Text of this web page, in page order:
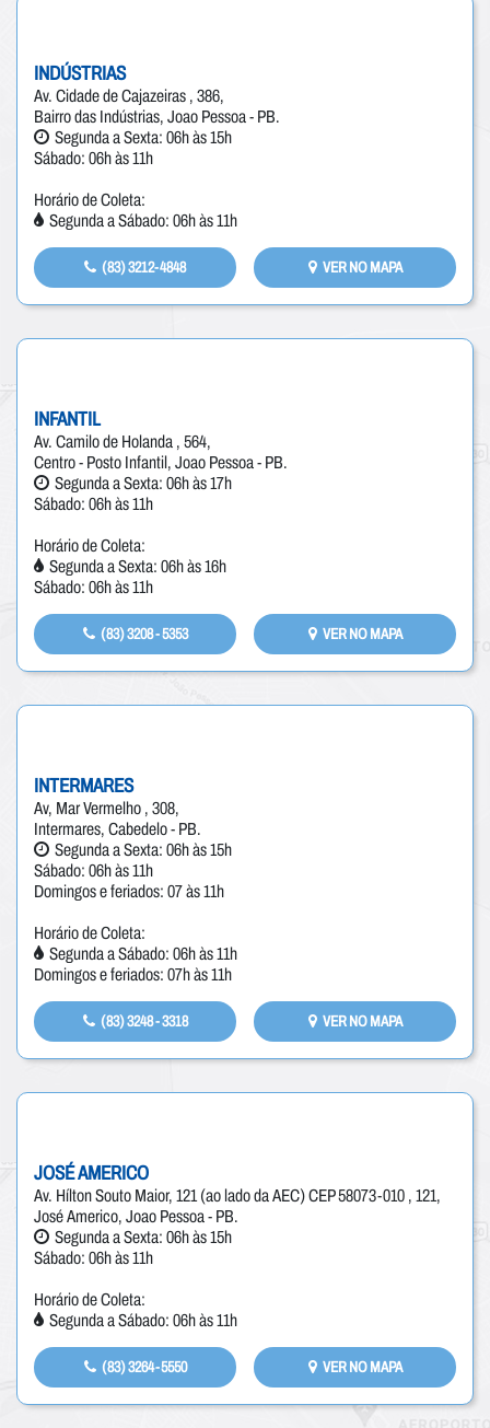
INDÚSTRIAS
Av. Cidade de Cajazeiras , 386,
Bairro das Indústrias, Joao Pessoa - PB.
Segunda a Sexta: 06h às 15h
Sábado: 06h às 11h
Horário de Coleta:
Segunda a Sábado: 06h às 11h
(83) 3212-4848 VER NO MAPA
INFANTIL
Av. Camilo de Holanda , 564,
Centro - Posto Infantil, Joao Pessoa - PB.
Segunda a Sexta: 06h às 17h
Sábado: 06h às 11h
Horário de Coleta:
Segunda a Sexta: 06h às 16h
Sábado: 06h às 11h
(83) 3208 - 5353 VER NO MAPA
INTERMARES
Av, Mar Vermelho , 308,
Intermares, Cabedelo - PB.
Segunda a Sexta: 06h às 15h
Sábado: 06h às 11h
Domingos e feriados: 07 às 11h
Horário de Coleta:
Segunda a Sábado: 06h às 11h
Domingos e feriados: 07h às 11h
(83) 3248 - 3318 VER NO MAPA
JOSÉ AMERICO
Av. Hílton Souto Maior, 121 (ao lado da AEC) CEP 58073-010 , 121,
José Americo, Joao Pessoa - PB.
Segunda a Sexta: 06h às 15h
Sábado: 06h às 11h
Horário de Coleta:
Segunda a Sábado: 06h às 11h
(83) 3264-5550 VER NO MAPA